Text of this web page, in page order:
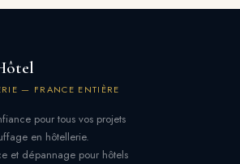
— FRANCE ENTIÈRE
pour tous vos projets
en hôtellerie.
et dépannage pour hôtels